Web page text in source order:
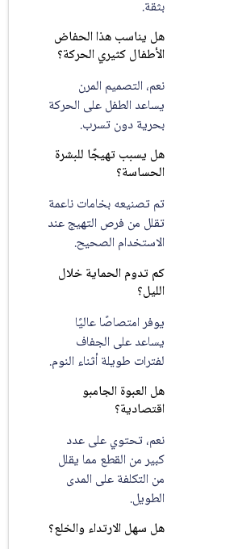
هل يناسب هذا الحفاض
الأطفال كثيري الحركة؟
نعم، التصميم المرن
يساعد الطفل على الحركة
بحرية دون تسرب.
هل يسبب تهيجًا للبشرة
الحساسة؟
تم تصنيعه بخامات ناعمة
تقلل من فرص التهيج عند
الاستخدام الصحيح.
كم تدوم الحماية خلال
يوفر امتصاصًا عاليًا
يساعد على الجفاف
لفترات طويلة أثناء النوم.
هل العبوة الجامبو
اقتصادية؟
نعم، تحتوي على عدد
كبير من القطع مما يقلل
من التكلفة على المدى
هل سهل الارتداء والخلع؟